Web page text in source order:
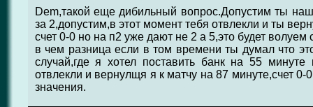
Dem,такой еще дибильный вопрос.Допустим ты
за 2,допустим,в этот момент тебя отвлекли и ты
счет 0-0 но на п2 уже дают не 2 а 5,это будет
в чем разница если в том времени ты думал что
случай,где я хотел поставить банк на 55
отвлекли и вернулщя я к матчу на 87 минуте,счет 0-
значения.